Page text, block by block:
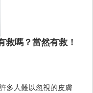
救嗎？當然有救！
多人難以忽視的皮膚